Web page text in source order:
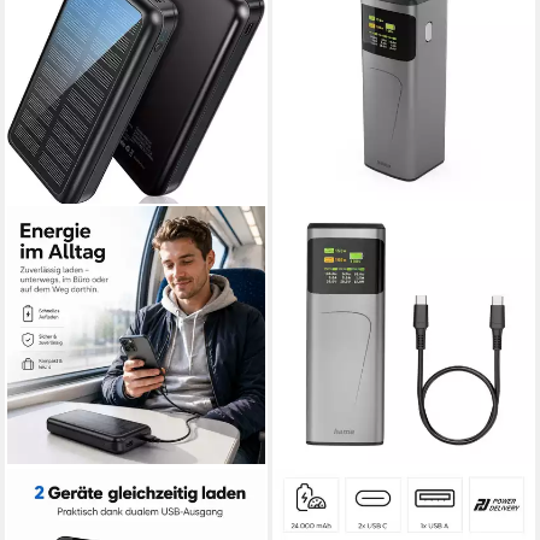
GOLDSTERN-TECH
SunPower Solar Powerbank
HAMA
Powerbank (150 W, 24000